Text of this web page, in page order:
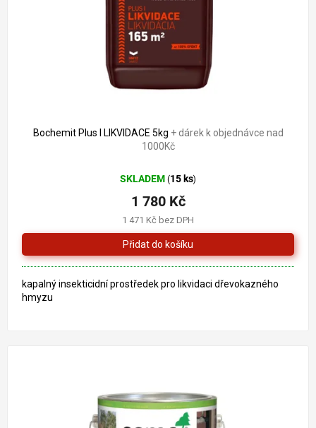
Bochemit Plus I LIKVIDACE 5kg + dárek k objednávce nad
1000Kč
SKLADEM (15 ks)
1 471 Kč bez DPH
1 780 Kč
kapalný insekticidní prostředek pro likvidaci dřevokazného
hmyzu